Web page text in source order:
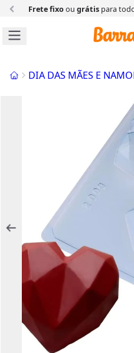
para todo o Brasil. Confirano
InícioDIA DAS MÃES E